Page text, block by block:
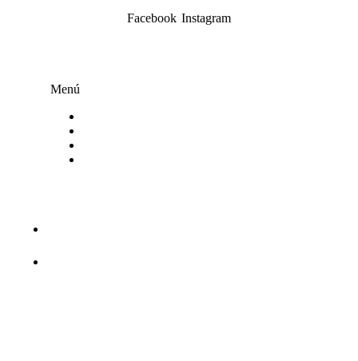
Facebook Instagram
Menú